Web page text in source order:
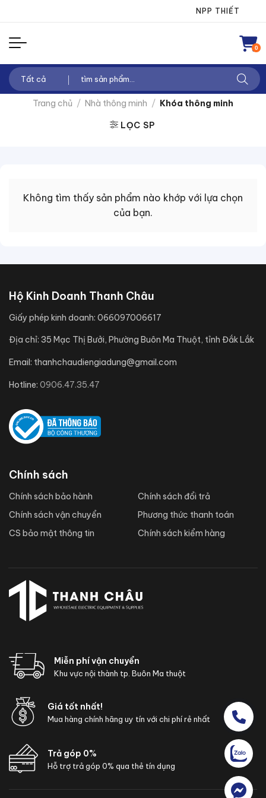
nội
dung
NPP THIẾT BỊ
0
Tìm
kiếm:
Trang chủ / Nhà thông minh / Khóa thông minh
LỌC SP
Không tìm thấy sản phẩm nào khớp với lựa chọn
của bạn.
Hộ Kinh Doanh Thanh Châu
Giấy phép kinh doanh: 066097006617
Địa chỉ: 35 Mạc Thị Bưởi, Phường Buôn Ma Thuột, tỉnh Đắk Lắk
Email: thanhchaudiengiadung@gmail.com
Hotline: 0906.47.35.47
Chính sách
Chính sách bảo hành
Chính sách vận chuyển
CS bảo mật thông tin
Chính sách đổi trả
Phương thức thanh toán
Chính sách kiểm hàng
Miễn phí vận chuyển
Khu vực nội thành tp. Buôn Ma thuột
Giá tốt nhất!
Mua hàng chính hãng uy tín với chi phí rẻ nhất
Trả góp 0%
Hỗ trợ trả góp 0% qua thẻ tín dụng